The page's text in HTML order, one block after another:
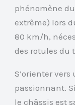
phénomène
extrême) lors
80 km/h,
des rotules du
S’orienter vers
passionnant.
le châssis est